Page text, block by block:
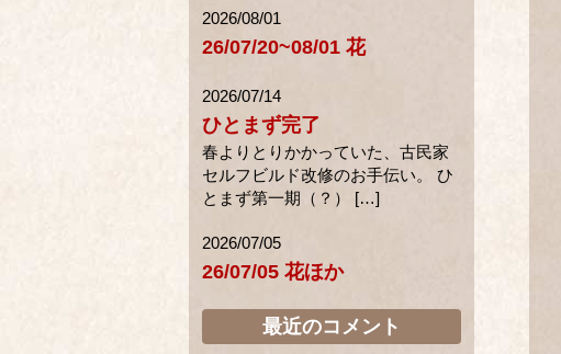
2026/08/01
26/07/20~08/01 花
2026/07/14
ひとまず完了
春よりとりかかっていた、古民家
セルフビルド改修のお手伝い。 ひ
とまず第一期（？） […]
2026/07/05
26/07/05 花ほか
最近のコメント